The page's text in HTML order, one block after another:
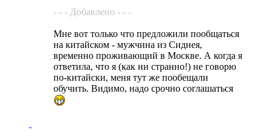
- - - Добавлено - - -
Мне вот только что предложили пообщаться
на китайском - мужчина из Сиднея,
временно проживающий в Москве. А когда я
ответила, что я (как ни странно!) не говорю
по-китайски, меня тут же пообещали
обучить. Видимо, надо срочно соглашаться